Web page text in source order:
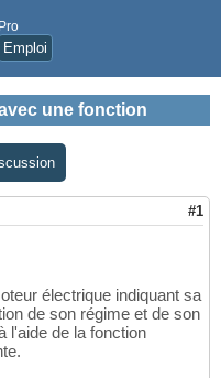
Emploi
une fonction
#1
électrique indiquant sa
de son régime et de son
l'aide de la fonction